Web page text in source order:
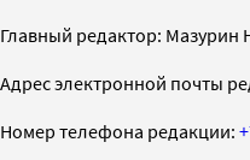
Главный редактор: Мазурин
Адрес электронной почты
Номер телефона редакции: